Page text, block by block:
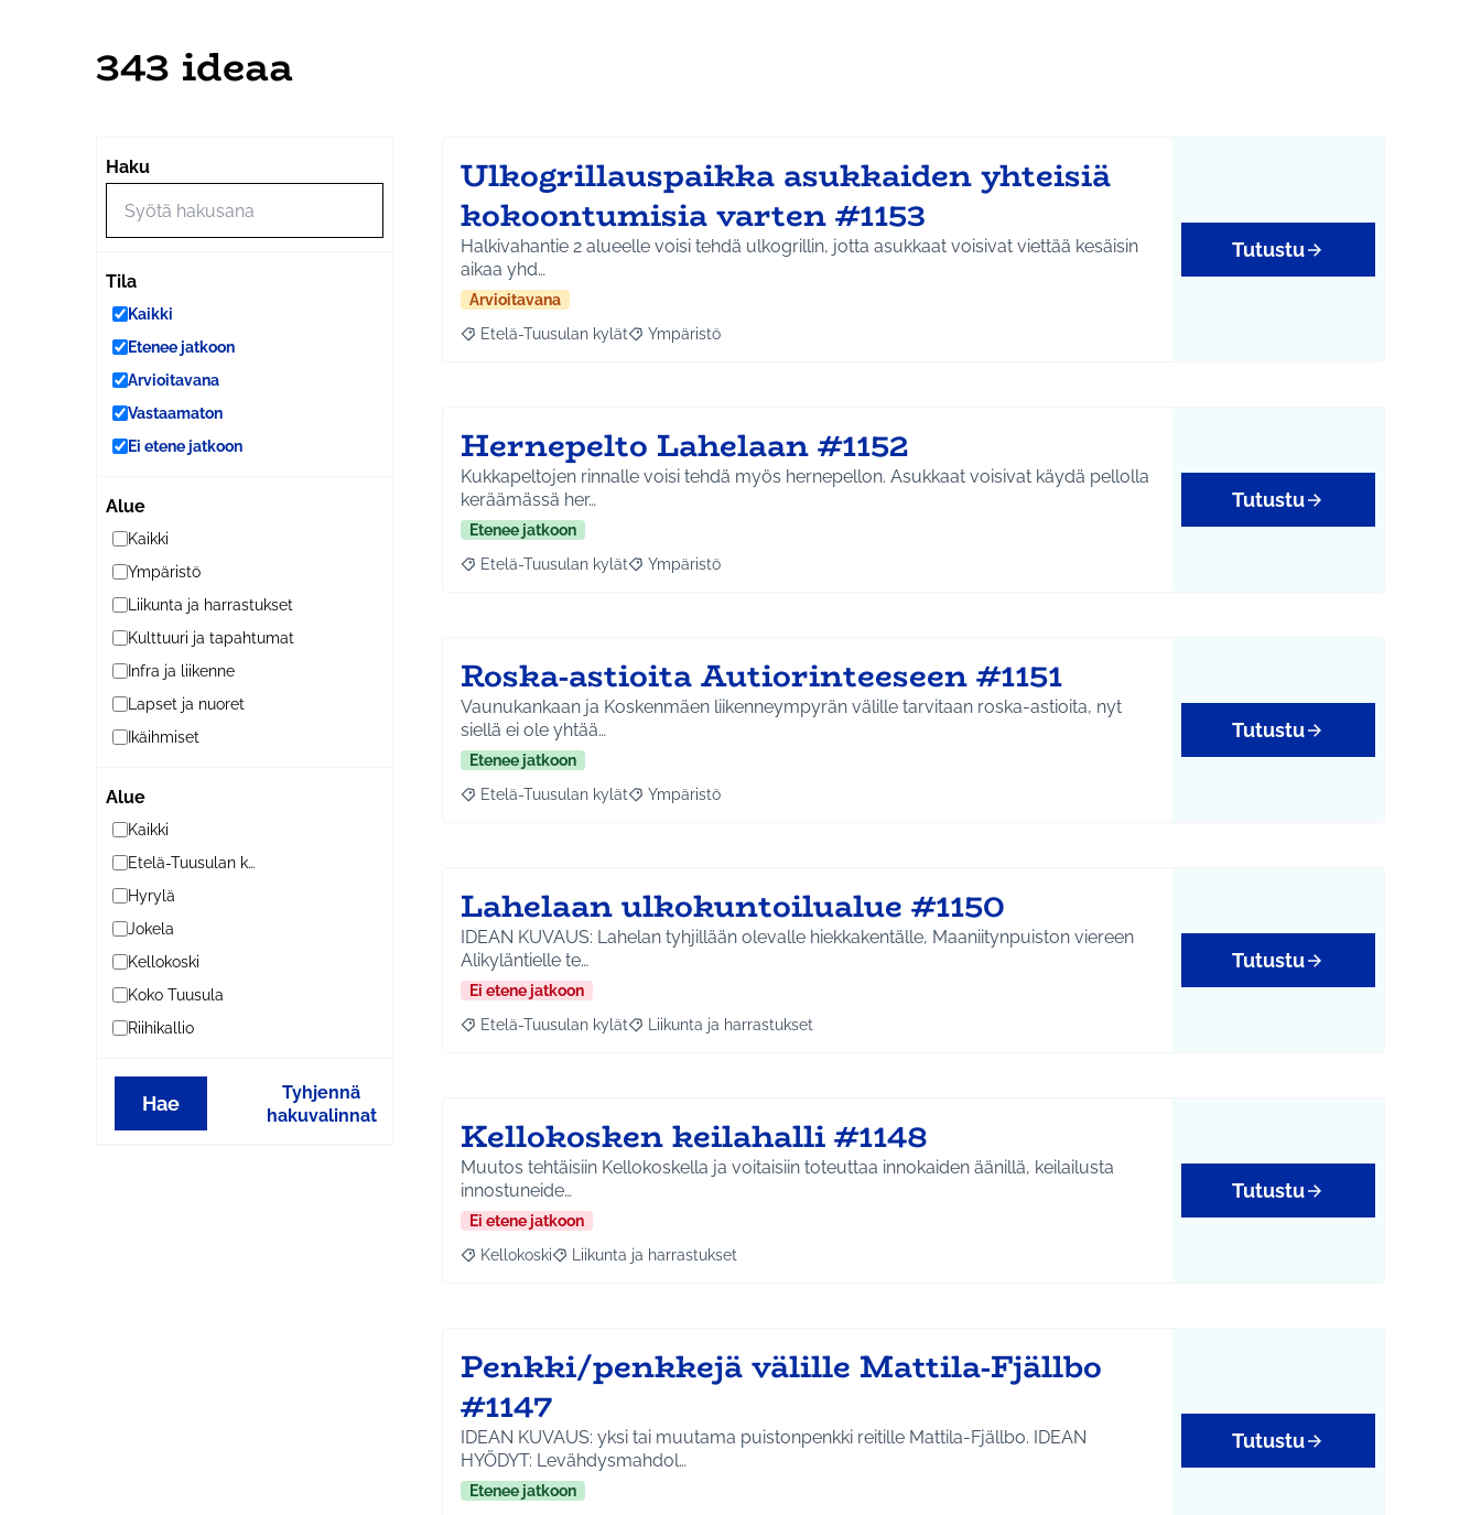
343 ideaa
Haku
Tila
Kaikki
Etenee jatkoon
Arvioitavana
Vastaamaton
Ei etene jatkoon
Alue
Kaikki
Ympäristö
Liikunta ja harrastukset
Kulttuuri ja tapahtumat
Infra ja liikenne
Lapset ja nuoret
Ikäihmiset
Alue
Kaikki
Etelä-Tuusulan kylät
Hyrylä
Jokela
Kellokoski
Koko Tuusula
Riihikallio
Hae
Tyhjennä
hakuvalinnat
Ulkogrillauspaikka asukkaiden yhteisiä
kokoontumisia varten #1153
Halkivahantie 2 alueelle voisi tehdä ulkogrillin, jotta asukkaat voisivat viettää kesäisin
aikaa yhd…
Arvioitavana
Rajaa tulokset aihepiirin mukaan: Etelä-Tuusulan kylät
Etelä-Tuusulan kylät Rajaa tulokset teeman mukaan: Ympäristö
Ympäristö
Tutustu
Hernepelto Lahelaan #1152
Kukkapeltojen rinnalle voisi tehdä myös hernepellon. Asukkaat voisivat käydä pellolla
keräämässä her…
Etenee jatkoon
Rajaa tulokset aihepiirin mukaan: Etelä-Tuusulan kylät
Etelä-Tuusulan kylät Rajaa tulokset teeman mukaan: Ympäristö
Ympäristö
Tutustu
Roska-astioita Autiorinteeseen #1151
Vaunukankaan ja Koskenmäen liikenneympyrän välille tarvitaan roska-astioita, nyt
siellä ei ole yhtää…
Etenee jatkoon
Rajaa tulokset aihepiirin mukaan: Etelä-Tuusulan kylät
Etelä-Tuusulan kylät Rajaa tulokset teeman mukaan: Ympäristö
Ympäristö
Tutustu
Lahelaan ulkokuntoilualue #1150
IDEAN KUVAUS: Lahelan tyhjillään olevalle hiekkakentälle, Maaniitynpuiston viereen
Alikyläntielle te…
Ei etene jatkoon
Rajaa tulokset aihepiirin mukaan: Etelä-Tuusulan kylät
Etelä-Tuusulan kylät Rajaa tulokset teeman mukaan: Liikunta ja harrastukset
Liikunta ja harrastukset
Tutustu
Kellokosken keilahalli #1148
Muutos tehtäisiin Kellokoskella ja voitaisiin toteuttaa innokaiden äänillä, keilailusta
innostuneide…
Ei etene jatkoon
Rajaa tulokset aihepiirin mukaan: Kellokoski
Kellokoski Rajaa tulokset teeman mukaan: Liikunta ja harrastukset
Liikunta ja harrastukset
Tutustu
Penkki/penkkejä välille Mattila-Fjällbo
#1147
IDEAN KUVAUS: yksi tai muutama puistonpenkki reitille Mattila-Fjällbo. IDEAN
HYÖDYT: Levähdysmahdol…
Etenee jatkoon
Tutustu